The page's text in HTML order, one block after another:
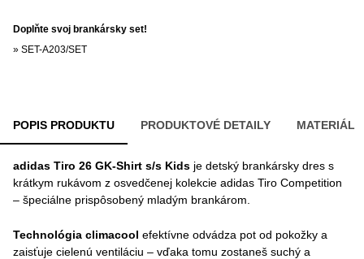
Doplňte svoj brankársky set!
» SET-A203/SET
POPIS PRODUKTU PRODUKTOVÉ DETAILY MATERIÁL
adidas Tiro 26 GK-Shirt s/s Kids je detský brankársky dres s
krátkym rukávom z osvedčenej kolekcie adidas Tiro Competition
– špeciálne prispôsobený mladým brankárom.
Technológia climacool efektívne odvádza pot od pokožky a
zaisťuje cielenú ventiláciu – vďaka tomu zostaneš suchý a